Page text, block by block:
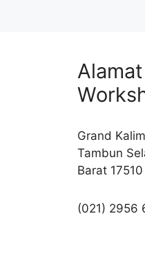
Grand
Tambun
Barat 17510
(021) 2956